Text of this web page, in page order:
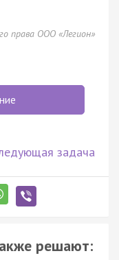
права ООО «Легион»
задача
решают: